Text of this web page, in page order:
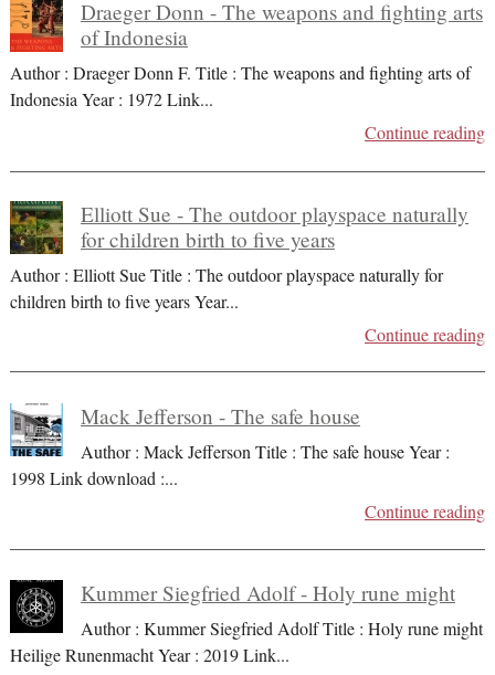
Draeger Donn - The weapons and fighting arts
of Indonesia
Author : Draeger Donn F. Title : The weapons and fighting arts of
Indonesia Year : 1972 Link...
Continue reading
Elliott Sue - The outdoor playspace naturally
for children birth to five years
Author : Elliott Sue Title : The outdoor playspace naturally for
children birth to five years Year...
Continue reading
Mack Jefferson - The safe house
Author : Mack Jefferson Title : The safe house Year :
1998 Link download :...
Continue reading
Kummer Siegfried Adolf - Holy rune might
Author : Kummer Siegfried Adolf Title : Holy rune might
Heilige Runenmacht Year : 2019 Link...